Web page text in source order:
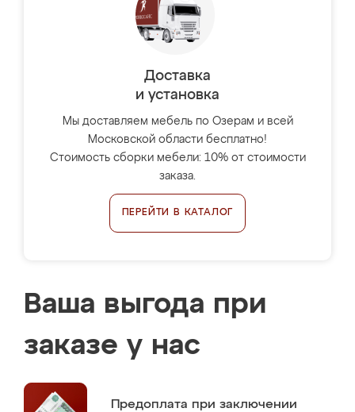
Доставка
и установка
Мы доставляем мебель по Озерам и всей
Московской области бесплатно!
Стоимость сборки мебели: 10% от стоимости
заказа.
ПЕРЕЙТИ В КАТАЛОГ
Ваша выгода при
заказе у нас
Предоплата при заключении